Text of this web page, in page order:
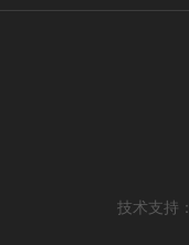
技术支持：